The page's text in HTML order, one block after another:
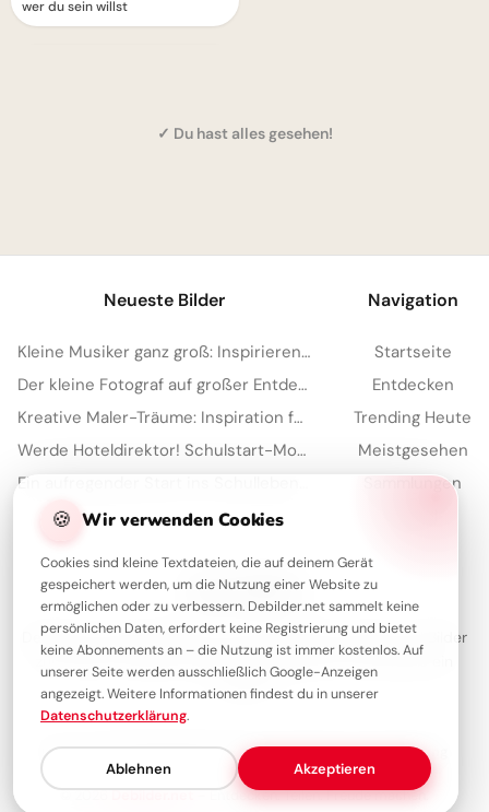
wer du sein willst
✓ Du hast alles gesehen!
🍪 Wir verwenden Cookies
Cookies sind kleine Textdateien, die auf deinem Gerät
gespeichert werden, um die Nutzung einer Website zu
ermöglichen oder zu verbessern. Debilder.net sammelt keine
persönlichen Daten, erfordert keine Registrierung und bietet
keine Abonnements an – die Nutzung ist immer kostenlos. Auf
unserer Seite werden ausschließlich Google-Anzeigen
angezeigt. Weitere Informationen findest du in unserer
Datenschutzerklärung.
Ablehnen Akzeptieren
Neueste Bilder
Kleine Musiker ganz groß: Inspirierender Gruß für WhatsApp!
Der kleine Fotograf auf großer Entdeckungsreise: Süße Bilder für Instagram
Kreative Maler-Träume: Inspiration für WhatsApp zum Schulstart
Werde Hoteldirektor! Schulstart-Motivation zum Teilen auf WhatsApp.
Navigation
Startseite
Entdecken
Trending Heute
Meistgesehen
Sammlungen
Über Debilder
Debilder ist deine Plattform für die schönsten Grüße und Bilder
zum Teilen. Entdecke unsere Sammlung und verschenke ein
Lächeln!
Über unsKontaktRedaktionImpressumDatenschutzerklärung
© 2026Debilder.net– Entdecken. Teilen. Freude machen.